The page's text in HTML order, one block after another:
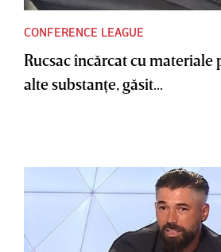
CONFERENCE LEAGUE
Rucsac încărcat cu materiale
alte substanţe, găsit...